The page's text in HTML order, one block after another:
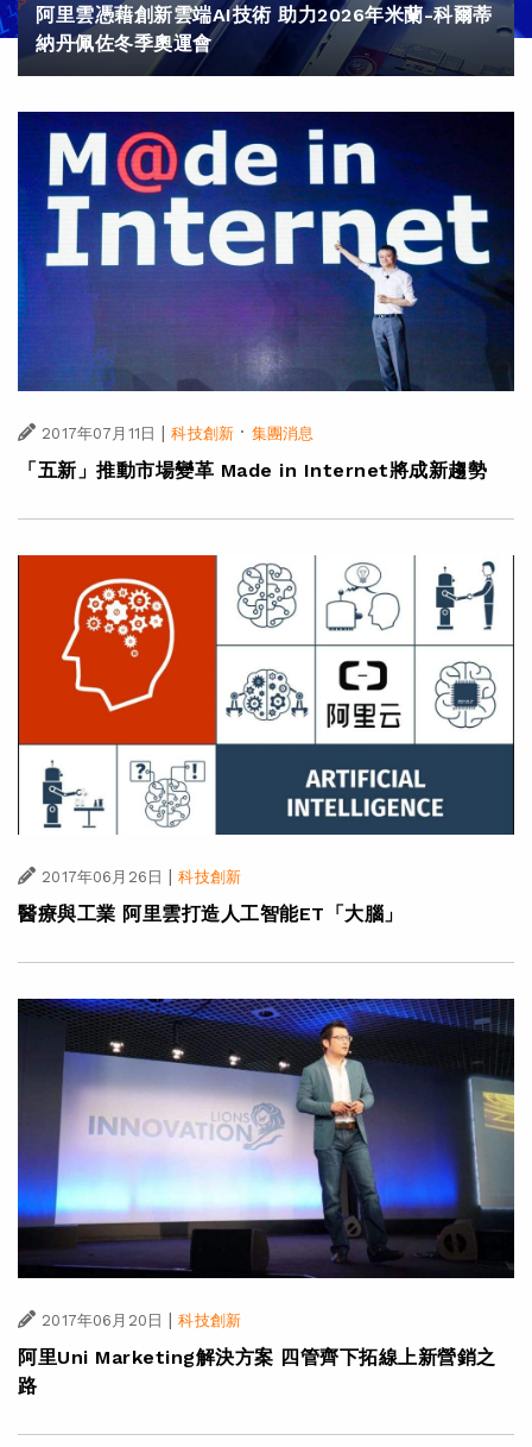
阿里雲憑藉創新雲端AI技術 助力2026年米蘭-科爾蒂
納丹佩佐冬季奧運會
2017年07月11日 | 科技創新 · 集團消息
「五新」推動市場變革 Made in Internet將成新趨勢
2017年06月26日 | 科技創新
醫療與工業 阿里雲打造人工智能ET「大腦」
2017年06月20日 | 科技創新
阿里Uni Marketing解決方案 四管齊下拓線上新營銷之
路